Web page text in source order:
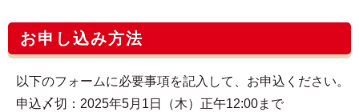
お申し込み方法
以下のフォームに必要事項を記入して、お申込ください。
申込〆切：2025年5月1日（木）正午12:00まで